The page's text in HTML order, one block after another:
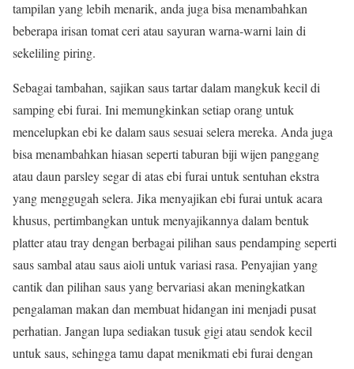
tampilan yang lebih menarik, anda juga bisa menambahkan
beberapa irisan tomat ceri atau sayuran warna-warni lain di
sekeliling piring.
Sebagai tambahan, sajikan saus tartar dalam mangkuk kecil di
samping ebi furai. Ini memungkinkan setiap orang untuk
mencelupkan ebi ke dalam saus sesuai selera mereka. Anda juga
bisa menambahkan hiasan seperti taburan biji wijen panggang
atau daun parsley segar di atas ebi furai untuk sentuhan ekstra
yang menggugah selera. Jika menyajikan ebi furai untuk acara
khusus, pertimbangkan untuk menyajikannya dalam bentuk
platter atau tray dengan berbagai pilihan saus pendamping seperti
saus sambal atau saus aioli untuk variasi rasa. Penyajian yang
cantik dan pilihan saus yang bervariasi akan meningkatkan
pengalaman makan dan membuat hidangan ini menjadi pusat
perhatian. Jangan lupa sediakan tusuk gigi atau sendok kecil
untuk saus, sehingga tamu dapat menikmati ebi furai dengan